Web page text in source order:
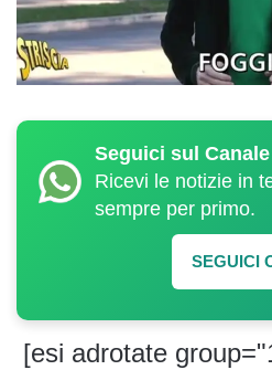
Seguici sul
Ricevi le notizie in
sempre per primo.
SEGUICI
[esi adrotate